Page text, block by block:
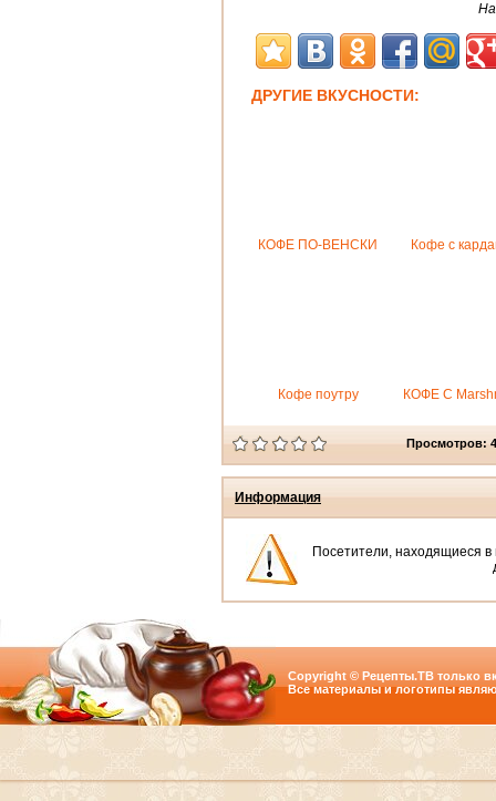
ДРУГИЕ ВКУСНОСТИ:
КОФЕ ПО-ВЕНСКИ Кофе с
Кофе поутру КОФЕ С
Просмотров:
Информация
Посетители, находящиеся в
Copyright © Рецепты.ТВ только
Все материалы и логотипы